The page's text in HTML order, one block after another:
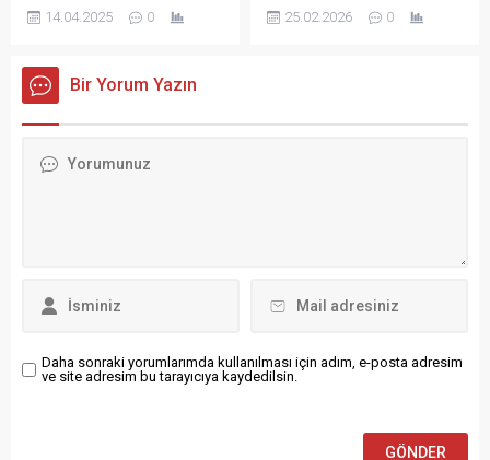
toplantısında politika faizini
bankası Goldman Sachs,
tahminini yukarı yönlü revize
etti. Banka, 2024 sonu için
2026 ortasında 4.000 dolar
14.04.2025 0
Demirkan atandı. Demirkan,
25.02.2026 0
Bir Yorum Yazın
Daha sonraki yorumlarımda kullanılması için adım, e-posta adresim
ve site adresim bu tarayıcıya kaydedilsin.